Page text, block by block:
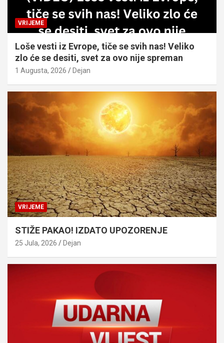
VRIJEME
Loše vesti iz Evrope, tiče se svih nas! Veliko
zlo će se desiti, svet za ovo nije spreman
1 Augusta, 2026 Dejan
VRIJEME
STIŽE PAKAO! IZDATO UPOZORENJE
25 Jula, 2026 Dejan